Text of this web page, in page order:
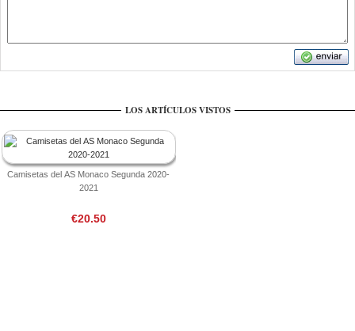
LOS ARTÍCULOS VISTOS
Camisetas del AS Monaco Segunda 2020-
2021
€20.50